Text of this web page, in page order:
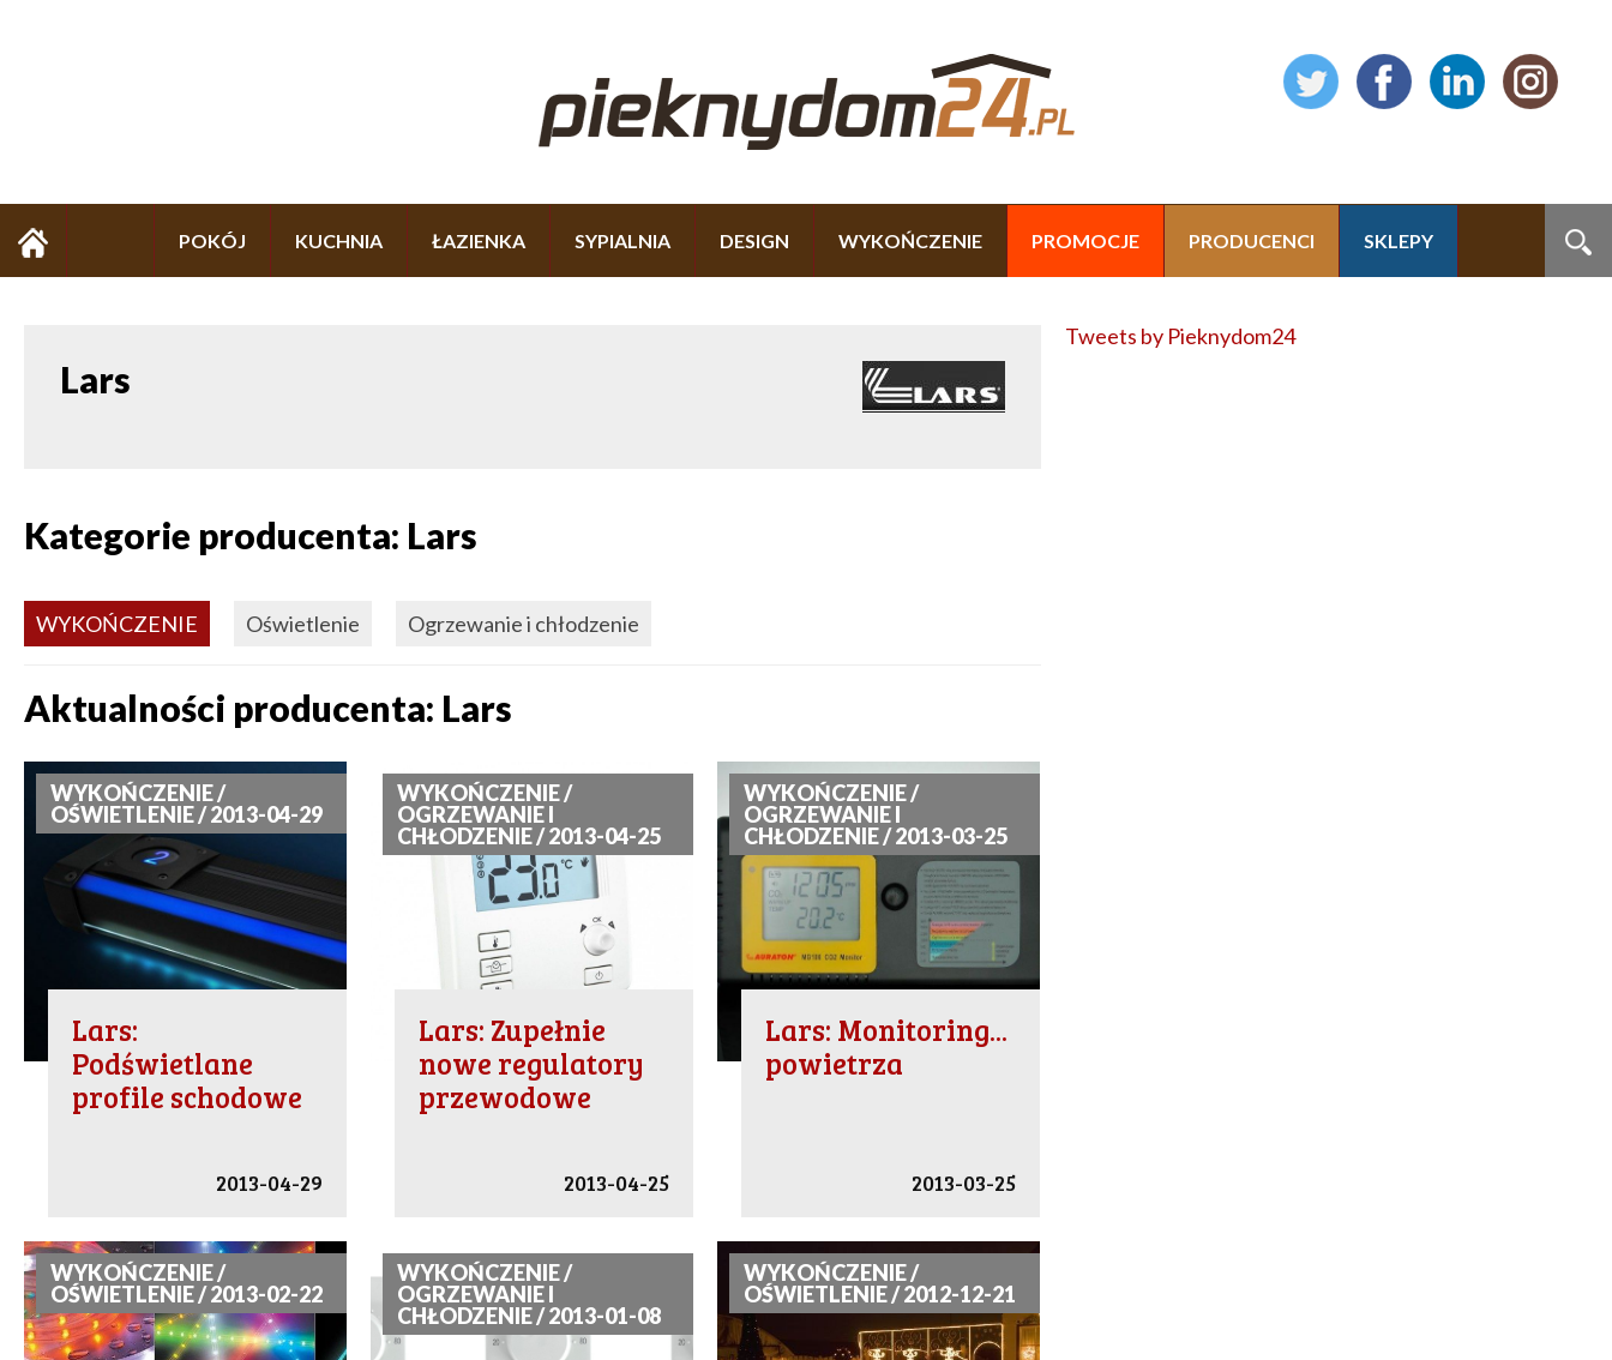
POKÓJ KUCHNIA ŁAZIENKA SYPIALNIA DESIGN WYKOŃCZENIE PROMOCJE PRODUCENCI SKLEPY
Lars
Kategorie producenta: Lars
WYKOŃCZENIE Oświetlenie Ogrzewanie i chłodzenie
Aktualności producenta: Lars
WYKOŃCZENIE /
OŚWIETLENIE / 2013-04-29
Lars:
Podświetlane
profile schodowe
2013-04-29
WYKOŃCZENIE /
OGRZEWANIE I
CHŁODZENIE / 2013-04-25
Lars: Zupełnie
nowe regulatory
przewodowe
2013-04-25
WYKOŃCZENIE /
OGRZEWANIE I
CHŁODZENIE / 2013-03-25
Lars: Monitoring...
powietrza
2013-03-25
WYKOŃCZENIE /
OŚWIETLENIE / 2013-02-22
WYKOŃCZENIE /
OGRZEWANIE I
CHŁODZENIE / 2013-01-08
WYKOŃCZENIE /
OŚWIETLENIE / 2012-12-21
Tweets by Pieknydom24